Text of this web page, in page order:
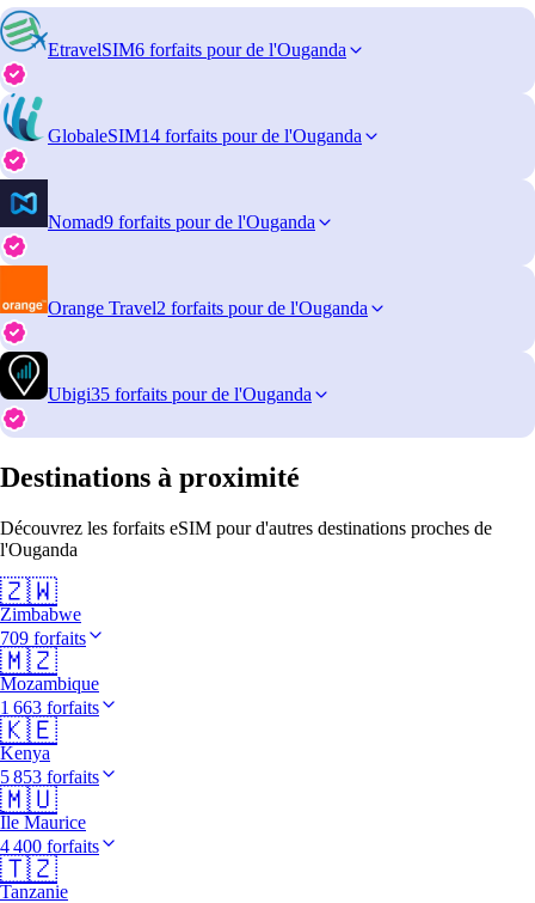
EtravelSIM6 forfaits pour de l'Ouganda
GlobaleSIM14 forfaits pour de l'Ouganda
Nomad9 forfaits pour de l'Ouganda
Orange Travel2 forfaits pour de l'Ouganda
Ubigi35 forfaits pour de l'Ouganda
Destinations à proximité
Découvrez les forfaits eSIM pour d'autres destinations proches de
l'Ouganda
🇿🇼
Zimbabwe
709 forfaits
🇲🇿
Mozambique
1 663 forfaits
🇰🇪
Kenya
5 853 forfaits
🇲🇺
Île Maurice
4 400 forfaits
🇹🇿
Tanzanie